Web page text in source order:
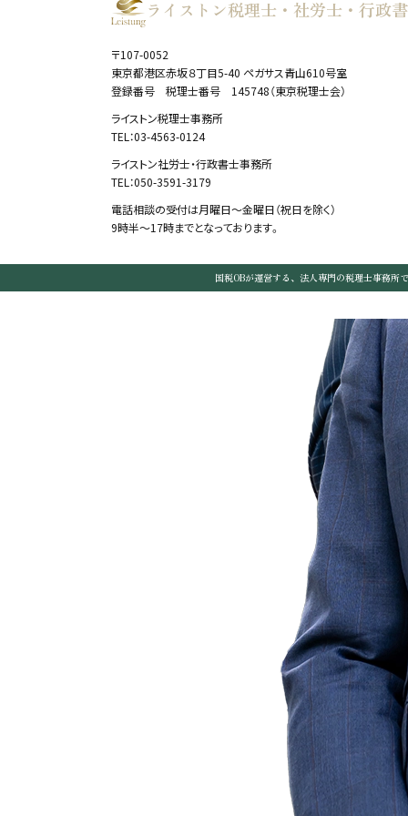
ライストン税理士・社労士・行政
〒107-0052
東京都港区赤坂８丁目5-40 ペガサス青山610号室
登録番号 税理士番号 145748（東京税理士会）
ライストン税理士事務所
TEL：03-4563-0124
ライストン社労士・行政書士事務所
TEL：050-3591-3179
電話相談の受付は月曜日～金曜日（祝日を除く）
9時半～17時までとなっております。
国税OBが運営する、法人専門の税理士事務所